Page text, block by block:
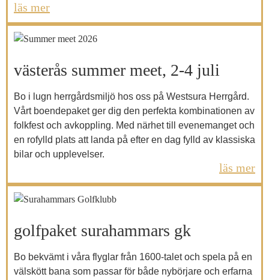
läs mer
västerås summer meet, 2-4 juli
Bo i lugn herrgårdsmiljö hos oss på Westsura Herrgård.
Vårt boendepaket ger dig den perfekta kombinationen av
folkfest och avkoppling. Med närhet till evenemanget och
en rofylld plats att landa på efter en dag fylld av klassiska
bilar och upplevelser.
läs mer
golfpaket surahammars gk
Bo bekvämt i våra flyglar från 1600-talet och spela på en
välskött bana som passar för både nybörjare och erfarna